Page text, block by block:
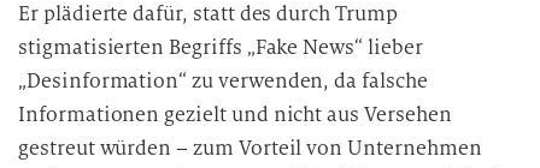
Er plädierte dafür, statt des durch Trump
stigmatisierten Begriffs „Fake News“ lieber
„Desinformation“ zu verwenden, da falsche
Informationen gezielt und nicht aus Versehen
gestreut würden – zum Vorteil von Unternehmen